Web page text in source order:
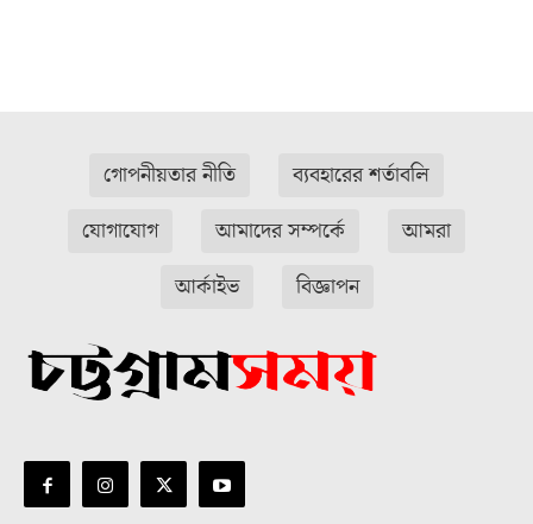
গোপনীয়তার নীতি
ব্যবহারের শর্তাবলি
যোগাযোগ
আমাদের সম্পর্কে
আমরা
আর্কাইভ
বিজ্ঞাপন